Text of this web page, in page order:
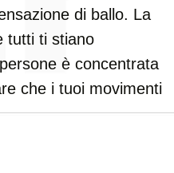
di ballo. La
tutti ti stiano
è concentrata
che i tuoi movimenti